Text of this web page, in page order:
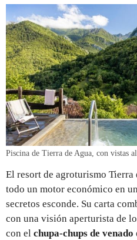
Piscina de Tierra de Agua, con vistas
El resort de agroturismo
todo un motor económico en
secretos esconde. Su carta
con una visión aperturista de
con el chupa-chups de venado